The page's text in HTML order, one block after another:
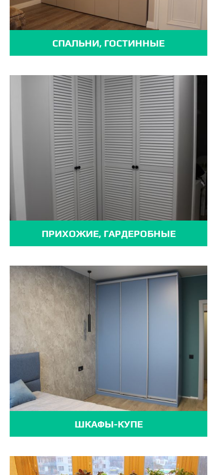
СПАЛЬНИ, ГОСТИННЫЕ
ПРИХОЖИЕ, ГАРДЕРОБНЫЕ
ШКАФЫ-КУПЕ